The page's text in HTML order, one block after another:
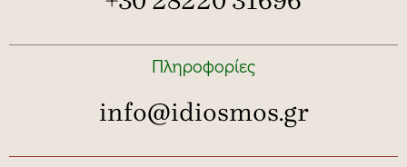
Πληροφορίες
info@idiosmos.gr